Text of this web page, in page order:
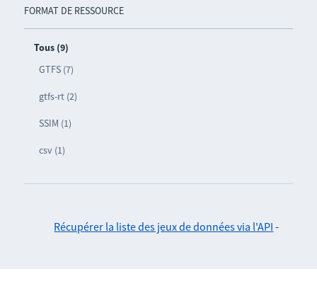
FORMAT DE RESSOURCE
Tous (9)
GTFS (7)
gtfs-rt (2)
SSIM (1)
csv (1)
Récupérer la liste des jeux de données via l'API -